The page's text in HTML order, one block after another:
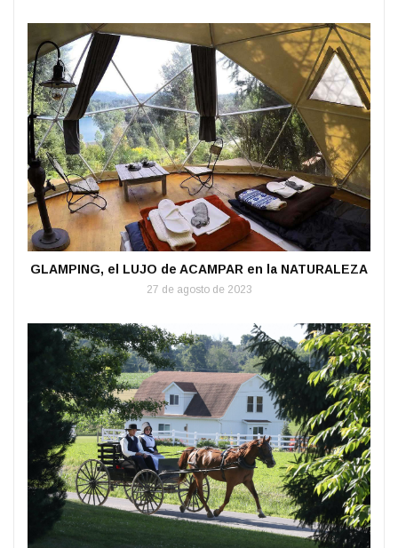
GLAMPING, el LUJO de ACAMPAR en la NATURALEZA
27 de agosto de 2023